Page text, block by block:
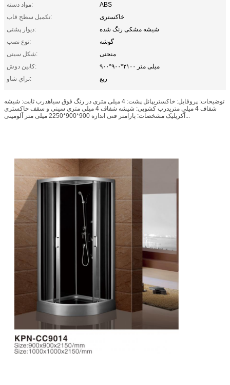
مواد دسته:
ABS
تکمیل سطح قاب:
خاکستری
دیوار پشتی:
شیشه مشکی رنگ شده
نوع نصب:
گوشه
شکل سینی:
منحنی
کابین دوش:
۹۰۰*۹۰۰*۲۱۰۰ میلی متر
تراي شاو:
ربع
توضیحات: پروفایل: خاکستریپانل پشت: 4 میلی متری در رنگ فوق سیاهدرب ثابت: شیشه
شفاف 4 میلی متریدرب کشویی: شیشه شفاف 4 میلی متری سینی و سقف خاکستری
آکریلیک مشخصات: پارامتر فنی اندازه 900*900*2250 میلی متر آلومینی...